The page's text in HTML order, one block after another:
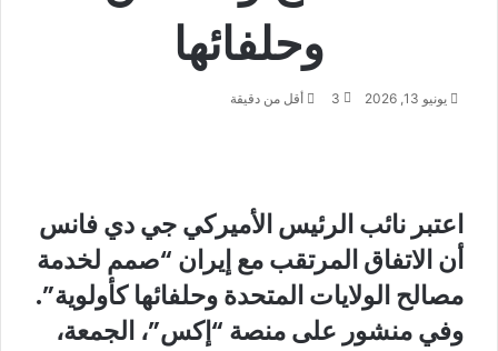
وحلفائها
يونيو 13, 2026 3 أقل من دقيقة
اعتبر نائب الرئيس الأميركي جي دي فانس
أن الاتفاق المرتقب مع إيران “صمم لخدمة
مصالح الولايات المتحدة وحلفائها كأولوية”.
وفي منشور على منصة “إكس”، الجمعة،